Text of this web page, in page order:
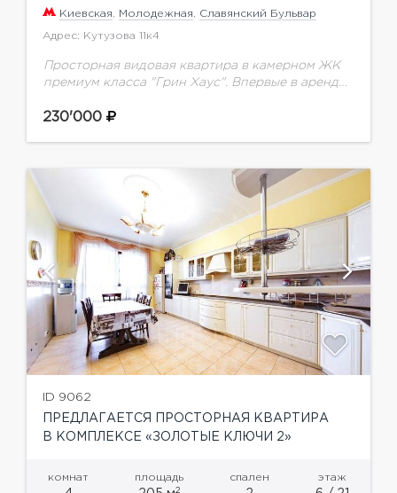
Киевская Молодежная Славянский Бульвар
Адрес: Кутузова 11к4
Просторная видовая квартира в камерном ЖК
премиум класса "Грин Хаус". Впервые в аренду
террасой. Окна выходят на 2 стороны.
230'000
ID 9062
ПРЕДЛАГАЕТСЯ ПРОСТОРНАЯ КВАРТИРА
В КОМПЛЕКСЕ «ЗОЛОТЫЕ КЛЮЧИ 2»
комнат площадь
2
спален этаж